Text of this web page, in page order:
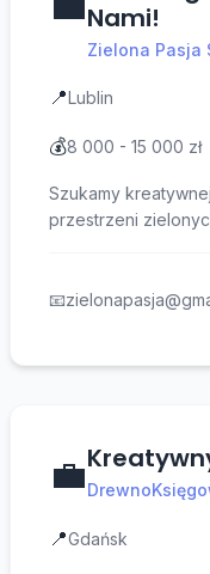
Nami!
Zielona Pasja
📍Lublin
💰8 000 - 15 000 zł
Szukamy
przestrzeni
📧
💼
📍Gdańsk